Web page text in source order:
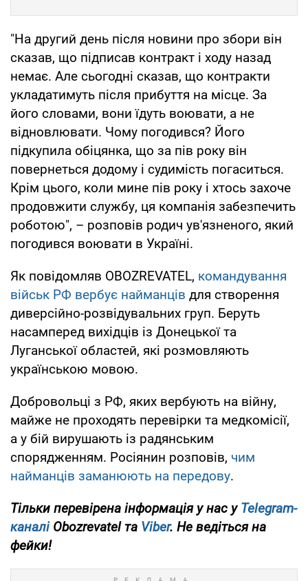
"На другий день після новини про збори він
сказав, що підписав контракт і ходу назад
немає. Але сьогодні сказав, що контракти
укладатимуть після прибуття на місце. За
його словами, вони їдуть воювати, а не
відновлювати. Чому погодився? Його
підкупила обіцянка, що за пів року він
повернеться додому і судимість погаситься.
Крім цього, коли мине пів року і хтось захоче
продовжити службу, ця компанія забезпечить
роботою", – розповів родич ув'язненого, який
погодився воювати в Україні.
Як повідомляв OBOZREVATEL, командування
військ РФ вербує найманців для створення
диверсійно-розвідувальних груп. Беруть
насамперед вихідців із Донецької та
Луганської областей, які розмовляють
українською мовою.
Добровольці з РФ, яких вербують на війну,
майже не проходять перевірки та медкомісії,
а у бій вирушають із радянським
спорядженням. Росіянин розповів, чим
найманців заманюють на передову.
Тільки перевірена інформація у нас уTelegram-
каналіObozrevatel та Viber. Не ведіться на
фейки!